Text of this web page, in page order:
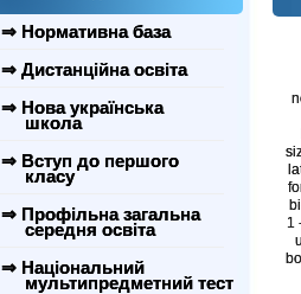
⇒ Нормативна база
⇒ Дистанційна освіта
⇒ Нова українська
школа
⇒ Вступ до першого
класу
⇒ Профільна загальна
середня освіта
⇒ Національний
мультипредметний тест
1